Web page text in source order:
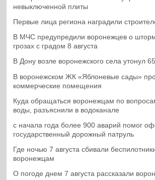
невыключенной плиты
Первые лица региона наградили
В МЧС предупредили воронежцев о
грозах с градом 8 августа
В Дону возле воронежского села утонул
В воронежском ЖК «Яблоневые сады»
коммерческие помещения
Куда обращаться воронежцам по
воды, разъяснили в водоканале
с начала года более 900 аварий помог
государственный дорожный патруль
Где ночью 7 августа сбивали
воронежцам
О погоде днем 7 августа рассказали